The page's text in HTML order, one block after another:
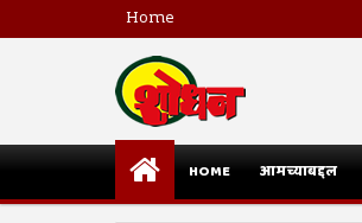
Home
HOME आमच्याबद्दल